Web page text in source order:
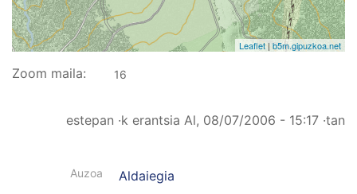
Leaflet| b5m.gipuzkoa.net
Zoom maila: 16
estepan ·k erantsia Al, 08/07/2006 - 15:17 ·tan
Auzoa Aldaiegia